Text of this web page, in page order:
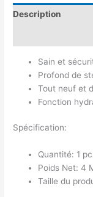
Description
Sain et
Profond de
Tout neuf et
Fonction
Spécification:
Quantité: 1 pc
Poids Net: 4
Taille du